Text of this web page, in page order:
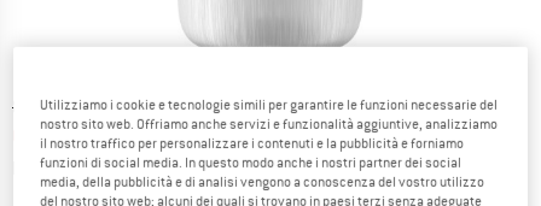
Prezzo originale :
8,10€
Prezzo:
6,89€ incl. IVA
più Spese di spedizioneInformazioni sui costi di spedizione. Si apre in
Utilizziamo i cookie e tecnologie simili per garantire le funzioni necessarie del
nostro sito web. Offriamo anche servizi e funzionalità aggiuntive, analizziamo
il nostro traffico per personalizzare i contenuti e la pubblicità e forniamo
funzioni di social media. In questo modo anche i nostri partner dei social
media, della pubblicità e di analisi vengono a conoscenza del vostro utilizzo
del nostro sito web; alcuni dei quali si trovano in paesi terzi senza adeguate